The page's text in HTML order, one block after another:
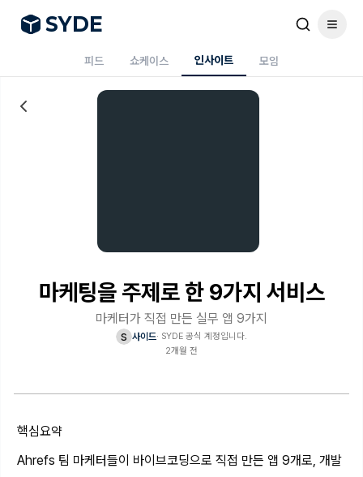
SYDE
피드 쇼케이스 인사이트 모임
마케팅을 주제로 한 9가지 서비스
마케터가 직접 만든 실무 앱 9가지
s 사이드· SYDE 공식 계정입니다.
2개월 전
핵심요약
Ahrefs 팀 마케터들이 바이브코딩으로 직접 만든 앱 9개로, 개발